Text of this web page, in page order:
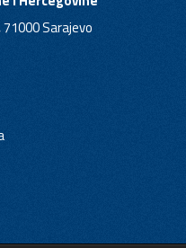
Sarajevo